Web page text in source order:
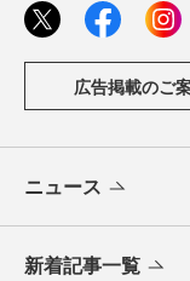
広告掲載のご
ニュース
新着記事一覧